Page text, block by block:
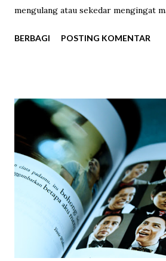
mengulang atau sekedar mengingat
sembunyi membuang makanan yang
putu. Dulu saya sangat suka meminta
banyak yang tahu seperti apa kue
terbuat dari beras dengan isian gula
dengan cara dipanaskan
dengan parutan kelapa dan kadang
saya suka menanti pedagang kue
rumah, biasanya sore hari sampai
dengan pikulan di pundak, pasti
tiupan uap panasnya dari jauh saya ...
BERBAGI POSTING KOMENTAR